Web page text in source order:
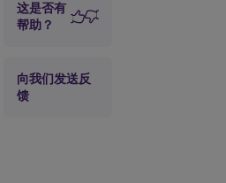
这是否有
帮助？
向我们发送反
馈